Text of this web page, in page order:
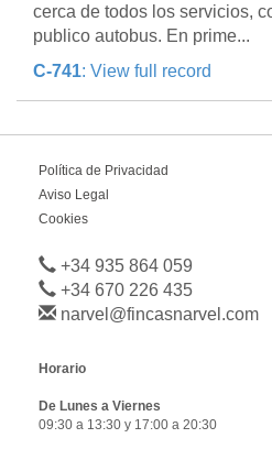
cerca de todos los servicios,
publico autobus. En prime...
C-741: View full record
Política de Privacidad
Aviso Legal
Cookies
+34 935 864 059
+34 670 226 435
narvel@fincasnarvel.com
Horario
De Lunes a Viernes
09:30 a 13:30 y 17:00 a 20:30